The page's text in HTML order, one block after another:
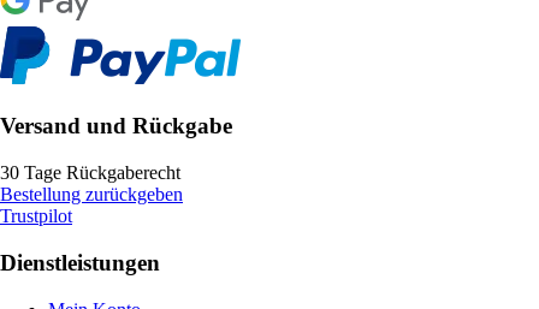
Versand und Rückgabe
30 Tage Rückgaberecht
Bestellung zurückgeben
Trustpilot
Dienstleistungen